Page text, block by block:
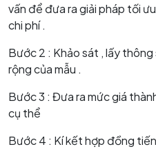
vấn để đưa ra giải pháp tối
chi phí .
Bước 2 : Khảo sát , lấy
rộng của mẫu .
Bước 3 : Đưa ra mức giá
cụ thể
Bước 4 : Kí kết hợp đồng